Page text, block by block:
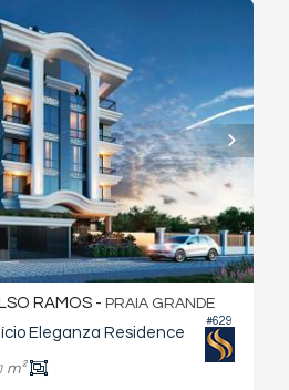
#629
RAMOS - PRAIA GRANDE
Eleganza Residence
1 m²